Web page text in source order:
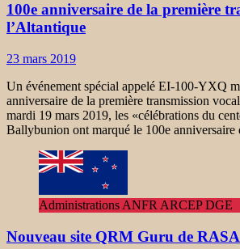
100e anniversaire de la première
l’Altantique
23 mars 2019
Un événement spécial appelé EI-100-YXQ
anniversaire de la première transmission
mardi 19 mars 2019, les «célébrations du
Ballybunion ont marqué le 100e anniversaire
Administrations ANFR ARCEP DGE
Nouveau site QRM Guru de RASA